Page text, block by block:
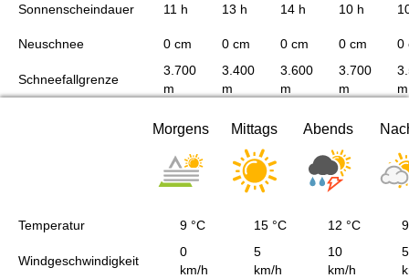
Sonnenscheindauer
11 h 13 h 14 h 10 h
Neuschnee 0 cm 0 cm 0 cm 0 cm 0
Schneefallgrenze
3.700
m
3.400
m
3.600
m
3.700
m
m
Morgens Mittags Abends
Temperatur 9 °C 15 °C 12 °C
Windgeschwindigkeit
0
km/h
5
km/h
10
km/h
5